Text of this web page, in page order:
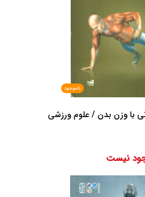
ناموجود
با وزن بدن / علوم ورزشی
نیست